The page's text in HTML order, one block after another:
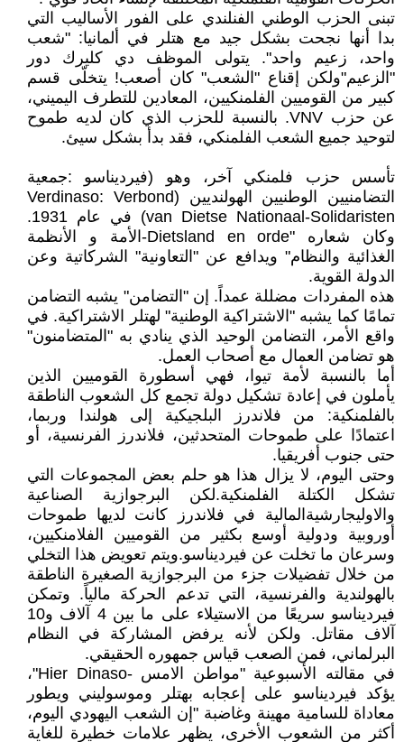
تبنى الحزب الوطني الفنلندي على الفور الأساليب التي
بدا أنها نجحت بشكل جيد مع هتلر في ألمانيا: "شعب
واحد، زعيم واحد". يتولى الموظف دي كليرك دور
"الزعيم"ولكن إقناع "الشعب" كان أصعب! يتخلّى قسم
كبير من القوميين الفلمنكيين، المعادين للتطرف اليميني،
عن حزب VNV. بالنسبة للحزب الذي كان لديه طموح
لتوحيد جميع الشعب الفلمنكي، فقد بدأ بشكل سيئ.
تأسس حزب فلمنكي آخر، وهو (فيرديناسو :جمعية
التضامنيين الوطنيين الهولنديين (Verdinaso: Verbond
van Dietse Nationaal-Solidaristen) في عام 1931.
وكان شعاره "Dietsland en orde-الأمة و الأنظمة
الغذائية والنظام" ويدافع عن "التعاونية" الشركاتية وعن
الدولة القوية.
هذه المفردات مضللة عمداً. إن "التضامن" يشبه التضامن
تمامًا كما يشبه "الاشتراكية الوطنية" لهتلر الاشتراكية. في
واقع الأمر، التضامن الوحيد الذي ينادي به "المتضامنون"
هو تضامن العمال مع أصحاب العمل.
أما بالنسبة لأمة تيوا، فهي أسطورة القوميين الذين
يأملون في إعادة تشكيل دولة تجمع كل الشعوب الناطقة
بالفلمنكية: من فلاندرز البلجيكية إلى هولندا وربما،
اعتمادًا على طموحات المتحدثين، فلاندرز الفرنسية، أو
حتى جنوب أفريقيا.
وحتى اليوم، لا يزال هذا هو حلم بعض المجموعات التي
تشكل الكتلة الفلمنكية.لكن البرجوازية الصناعية
والاوليجارشيةالمالية في فلاندرز كانت لديها طموحات
أوروبية ودولية أوسع بكثير من القوميين الفلامنكيين،
وسرعان ما تخلت عن فيرديناسو.ويتم تعويض هذا التخلي
من خلال تفضيلات جزء من البرجوازية الصغيرة الناطقة
بالهولندية والفرنسية، التي تدعم الحركة مالياً. وتمكن
فيرديناسو سريعًا من الاستيلاء على ما بين 4 آلاف و10
آلاف مقاتل. ولكن لأنه يرفض المشاركة في النظام
البرلماني، فمن الصعب قياس جمهوره الحقيقي.
في مقالته الأسبوعية "مواطن الامس -Hier Dinaso"،
يؤكد فيرديناسو على إعجابه بهتلر وموسوليني ويطور
معاداة للسامية مهينة وغاضبة "إن الشعب اليهودي اليوم،
أكثر من الشعوب الأخرى، يظهر علامات خطيرة للغاية